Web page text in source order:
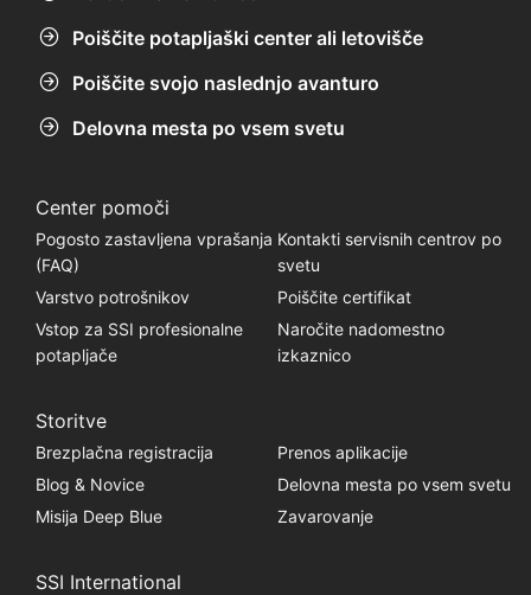
Poiščite potapljaški center ali letovišče
Poiščite svojo naslednjo avanturo
Delovna mesta po vsem svetu
Center pomoči
Pogosto zastavljena vprašanja
(FAQ)
Kontakti servisnih centrov po
svetu
Varstvo potrošnikov
Poiščite certifikat
Vstop za SSI profesionalne
potapljače
Naročite nadomestno
izkaznico
Storitve
Brezplačna registracija
Prenos aplikacije
Blog & Novice
Delovna mesta po vsem svetu
Misija Deep Blue
Zavarovanje
SSI International